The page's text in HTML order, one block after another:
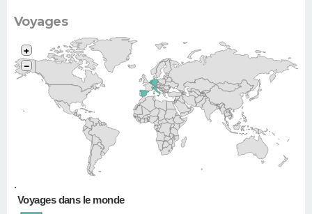
Voyages
•
+
−
Voyages dans le monde